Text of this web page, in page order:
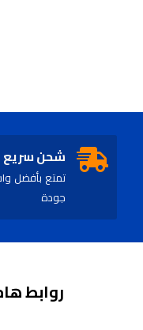
شحن سريع
تمتع بأفضل
جودة
روابط